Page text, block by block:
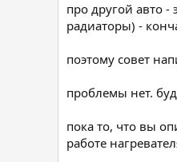
про другой авто -
радиаторы) -
поэтому совет
проблемы нет.
пока то, что вы
работе